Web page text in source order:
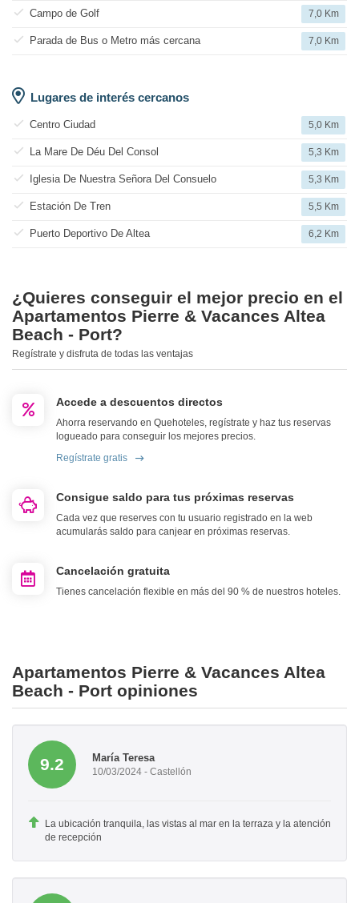
Campo de Golf 7,0 Km
Parada de Bus o Metro más cercana 7,0 Km
Lugares de interés cercanos
Centro Ciudad 5,0 Km
La Mare De Déu Del Consol 5,3 Km
Iglesia De Nuestra Señora Del Consuelo 5,3 Km
Estación De Tren 5,5 Km
Puerto Deportivo De Altea 6,2 Km
¿Quieres conseguir el mejor precio en el
Apartamentos Pierre & Vacances Altea
Beach - Port?
Regístrate y disfruta de todas las ventajas
Accede a descuentos directos
Ahorra reservando en Quehoteles, regístrate y haz tus reservas
logueado para conseguir los mejores precios.
Regístrate gratis
Consigue saldo para tus próximas reservas
Cada vez que reserves con tu usuario registrado en la web
acumularás saldo para canjear en próximas reservas.
Cancelación gratuita
Tienes cancelación flexible en más del 90 % de nuestros hoteles.
Apartamentos Pierre & Vacances Altea
Beach - Port opiniones
9.2 María Teresa
10/03/2024 - Castellón
La ubicación tranquila, las vistas al mar en la terraza y la atención
de recepción